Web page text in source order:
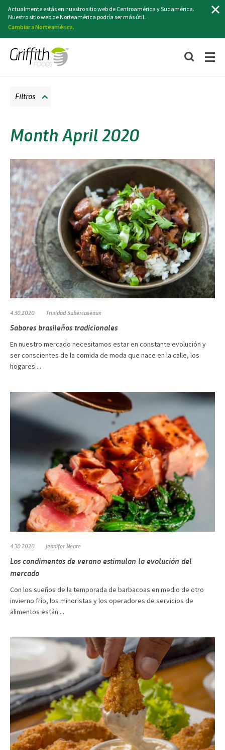
Actualmente estás en nuestro sitio web de Centroamérica y Sudamérica.
Nuestro sitio web de Norteamérica podría ser más útil.
Cambiar a Norteamérica.
Month April 2020
Filtros
4.30.2020 Trinidad Subercaseaux
Sabores brasileños tradicionales
En nuestro mercado necesitamos estar en constante evolución y
ser conscientes de la comida de moda que nace en la calle, los
hogares ...
4.30.2020 Jennifer Neate
Los condimentos de verano estimulan la evolución del
mercado
Con los sueños de la temporada de barbacoas en medio de otro
invierno frío, los minoristas y los operadores de servicios de
alimentos están ...